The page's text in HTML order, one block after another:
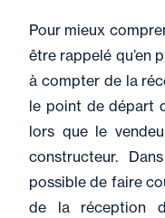
Pour mieux
être rappelé qu’en
à compter de la
le point de départ
lors que le
constructeur.
possible de faire
de la réception